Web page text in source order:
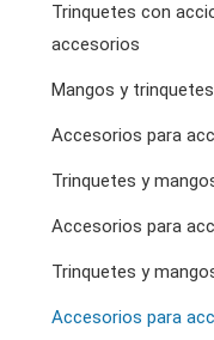
llaves de
llaves de
llaves de doble
Trinquetes con
accesorios
Mangos y
Accesorios para
Trinquetes y
Accesorios para
Trinquetes y
Accesorios para